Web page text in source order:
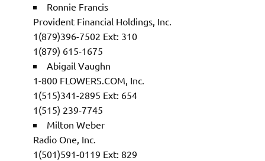
Ronnie Francis
Provident Financial Holdings, Inc.
1(879)396-7502 Ext: 310
1(879) 615-1675
Abigail Vaughn
1-800 FLOWERS.COM, Inc.
1(515)341-2895 Ext: 654
1(515) 239-7745
Milton Weber
Radio One, Inc.
1(501)591-0119 Ext: 829